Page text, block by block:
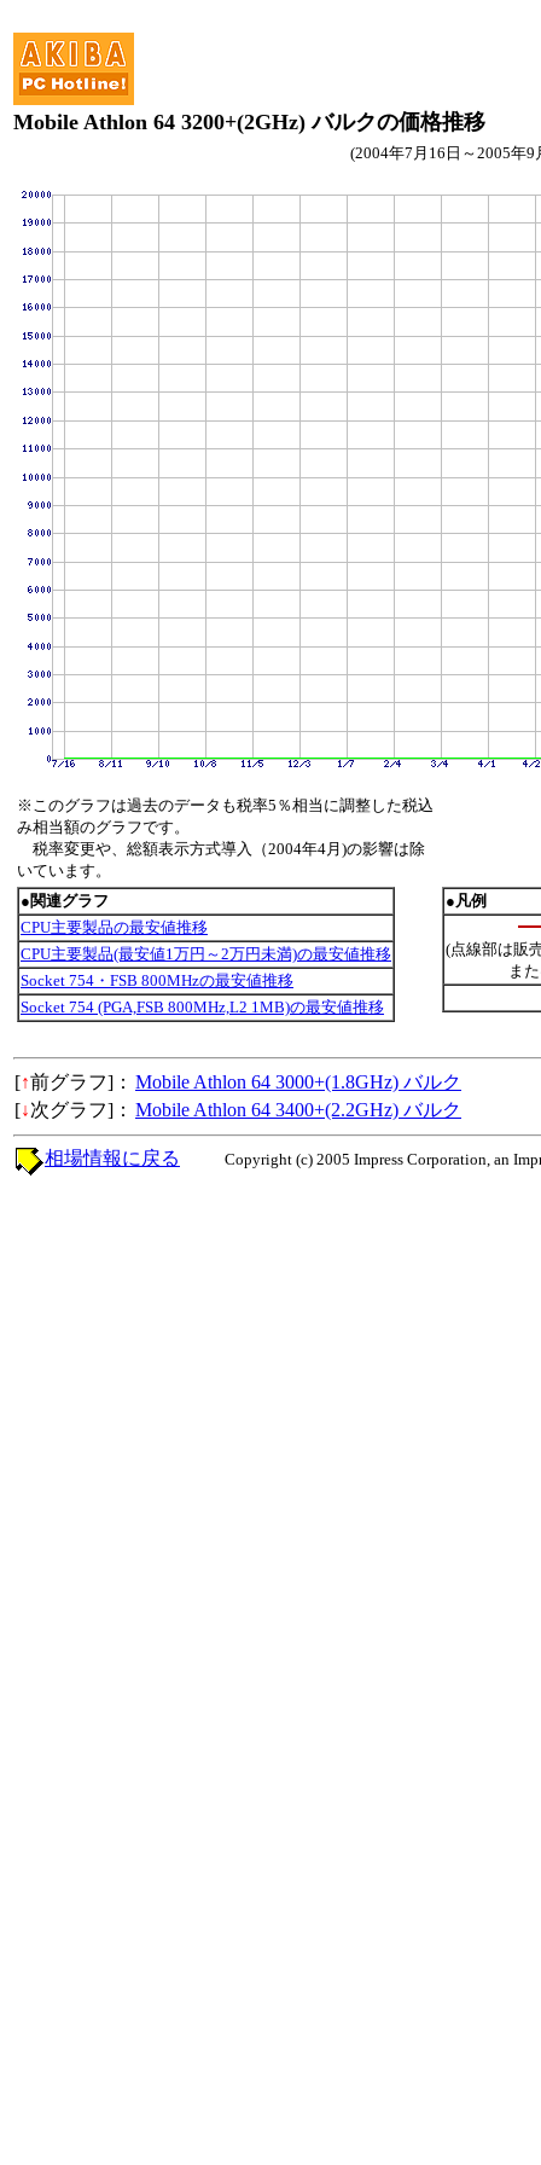
Mobile Athlon 64 3200+(2GHz) バルクの価格推移
(2004年7月16日～2005年9
※このグラフは過去のデータも税率5％相当に調整した税込
み相当額のグラフです。
税率変更や、総額表示方式導入（2004年4月)の影響は除
いています。
●関連グラフ
CPU主要製品の最安値推移
CPU主要製品(最安値1万円～2万円未満)の最安値推移
Socket 754・FSB 800MHzの最安値推移
Socket 754 (PGA,FSB 800MHz,L2 1MB)の最安値推移
●凡例
(点線部は販
ま
[↑前グラフ]： Mobile Athlon 64 3000+(1.8GHz) バルク
[↓次グラフ]： Mobile Athlon 64 3400+(2.2GHz) バルク
Copyright (c) 2005 Impress Corporation, an
相場情報に戻る